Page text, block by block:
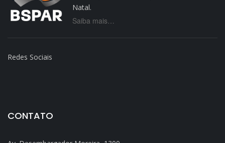
Natal.
Saiba mais…
Redes Sociais
CONTATO